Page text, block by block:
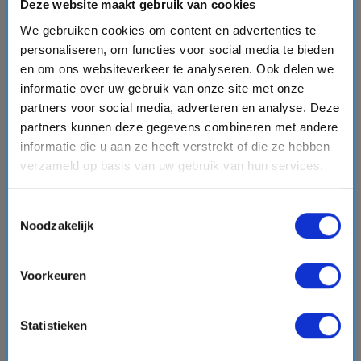
Deze website maakt gebruik van cookies
We gebruiken cookies om content en advertenties te
personaliseren, om functies voor social media te bieden
en om ons websiteverkeer te analyseren. Ook delen we
informatie over uw gebruik van onze site met onze
partners voor social media, adverteren en analyse. Deze
partners kunnen deze gegevens combineren met andere
informatie die u aan ze heeft verstrekt of die ze hebben
verzameld op basis van uw gebruik van hun services.
Noodzakelijk
Voorkeuren
Statistieken
eventvan: 17-09-2026 - Tot: 29-09-2026
scheduledagen placeTransatlantisch
Vaarroute:Honolulu, Honolulu, Kahului, Kona, Nawiliwili,
Dag op Zee, Dag op Zee, Dag op Zee, Dag op Zee, Bora
Bora Island, Raiatea, Moorea, Papeete
v.a.€1784,-p.p.
directions_boat
Bekijk cruisechevron_right
sell Cruise inclusief extra's - Free at Sea
#Familiecruises
favorite